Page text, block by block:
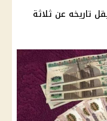
تاريخه عن ثلاثة